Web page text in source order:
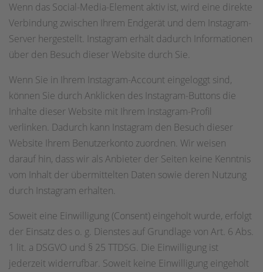
Wenn das Social-Media-Element aktiv ist, wird eine direkte
Verbindung zwischen Ihrem Endgerät und dem Instagram-
Server hergestellt. Instagram erhält dadurch Informationen
über den Besuch dieser Website durch Sie.
Wenn Sie in Ihrem Instagram-Account eingeloggt sind,
können Sie durch Anklicken des Instagram-Buttons die
Inhalte dieser Website mit Ihrem Instagram-Profil
verlinken. Dadurch kann Instagram den Besuch dieser
Website Ihrem Benutzerkonto zuordnen. Wir weisen
darauf hin, dass wir als Anbieter der Seiten keine Kenntnis
vom Inhalt der übermittelten Daten sowie deren Nutzung
durch Instagram erhalten.
Soweit eine Einwilligung (Consent) eingeholt wurde, erfolgt
der Einsatz des o. g. Dienstes auf Grundlage von Art. 6 Abs.
1 lit. a DSGVO und § 25 TTDSG. Die Einwilligung ist
jederzeit widerrufbar. Soweit keine Einwilligung eingeholt